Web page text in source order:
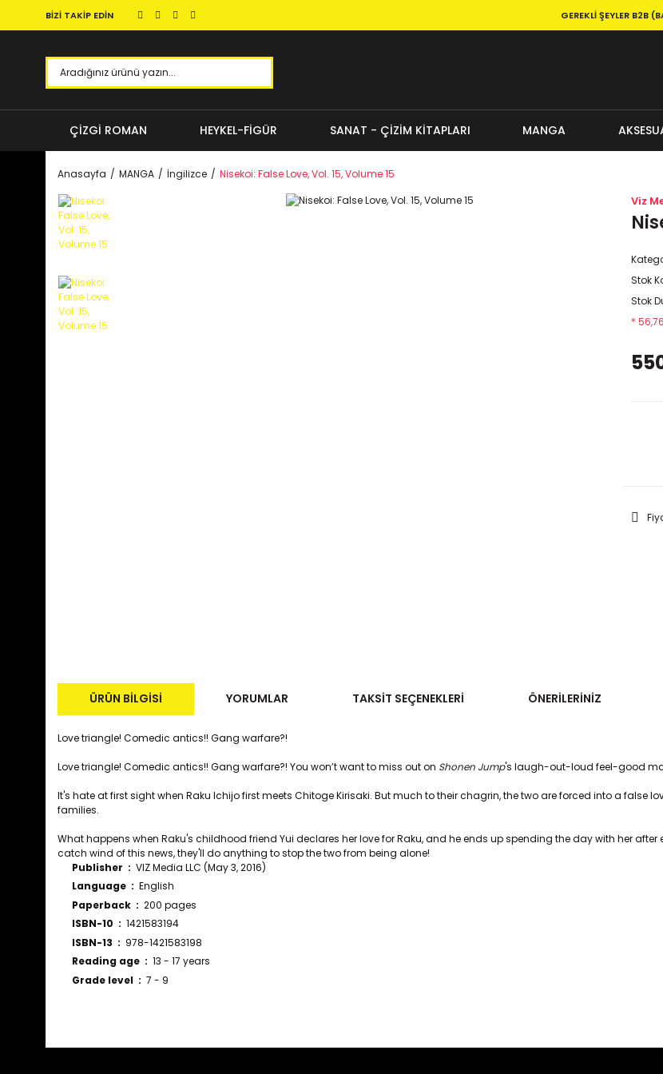
BİZİ TAKİP EDİN GEREKLI ŞEYLER B2B
ÇİZGİ ROMAN HEYKEL-FİGÜR SANAT - ÇİZİM KİTAPLARI MANGA
Anasayfa MANGA İngilizce Nisekoi: False Love, Vol. 15, Volume 15
Viz
Stok
Stok
*
ÜRÜN BILGISI YORUMLAR TAKSIT SEÇENEKLERI ÖNERILERINIZ
Love triangle! Comedic antics!! Gang warfare?!
Love triangle! Comedic antics!! Gang warfare?! You won’t want to miss out on Shonen Jump's laugh-out-loud feel-good
It's hate at first sight when Raku Ichijo first meets Chitoge Kirisaki. But much to their chagrin, the two are forced into a false
families.
What happens when Raku's childhood friend Yui declares her love for Raku, and he ends up spending the day with her
catch wind of this news, they'll do anything to stop the two from being alone!
Publisher ‏ : ‎ VIZ Media LLC (May 3, 2016)
Language ‏ : ‎ English
Paperback ‏ : ‎ 200 pages
ISBN-10 ‏ : ‎ 1421583194
ISBN-13 ‏ : ‎ 978-1421583198
Reading age ‏ : ‎ 13 - 17 years
Grade level ‏ : ‎ 7 - 9
Görüş ve önerileriniz için teşekkür ederiz.